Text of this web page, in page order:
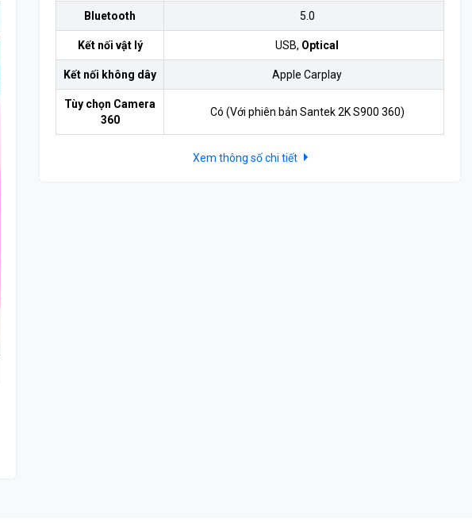
Bluetooth 5.0
Kết nối vật lý USB, Optical
Kết nối không dây Apple Carplay
Tùy chọn Camera
360
Có (Với phiên bản Santek 2K S900 360)
Xem thông số chi tiết